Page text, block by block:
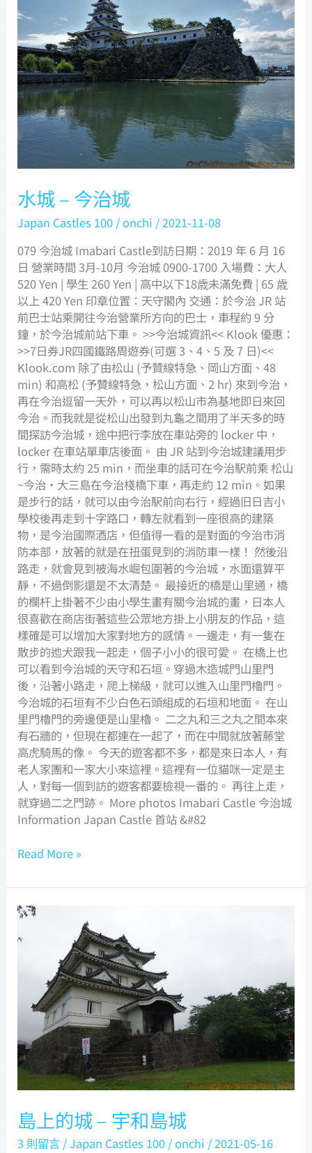
水城 – 今治城
Japan Castles 100 /onchi / 2021-11-08
079 今治城 Imabari Castle到訪日期：2019 年 6 月 16
日 營業時間 3月-10月 今治城 0900-1700 入場費：大人
520 Yen | 學生 260 Yen | 高中以下18歳未滿免費 | 65 歳
以上 420 Yen 印章位置：天守閣內 交通：於今治 JR 站
前巴士站乘開往今治營業所方向的巴士，車程約 9 分
鐘，於今治城前站下車。 >>今治城資訊<< Klook 優惠：
>>7日券JR四國鐵路周遊券(可選 3、4、5 及 7 日)<<
Klook.com 除了由松山 (予贊線特急、岡山方面、48
min) 和高松 (予贊線特急，松山方面、2 hr) 來到今治，
再在今治逗留一天外，可以再以松山市為基地即日來回
今治。而我就是從松山出發到丸龜之間用了半天多的時
間探訪今治城，途中把行李放在車站旁的 locker 中，
locker 在車站單車店後面。 由 JR 站到今治城建議用步
行，需時太約 25 min，而坐車的話可在今治駅前乘 松山
~今治‧大三島在今治棧橋下車，再走約 12 min。如果
是步行的話，就可以由今治駅前向右行，經過旧日吉小
學校後再走到十字路口，轉左就看到一座很高的建築
物，是今治國際酒店，但值得一看的是對面的今治市消
防本部，放著的就是在扭蛋見到的消防車一樣！ 然後沿
路走，就會見到被海水崛包圍著的今治城，水面還算平
靜，不過倒影還是不太清楚。 最接近的橋是山里通，橋
的欄杆上掛著不少由小學生畫有關今治城的畫，日本人
很喜歡在商店街著這些公眾地方掛上小朋友的作品，這
樣確是可以增加大家對地方的感情。一邊走，有一隻在
散步的迆犬跟我一起走，個子小小的很可愛。 在橋上也
可以看到今治城的天守和石垣。穿過木造城門山里門
後，沿著小路走，爬上梯級，就可以進入山里門櫓門。
今治城的石垣有不少白色石頭組成的石垣和地面。 在山
里門櫓門的旁邊便是山里櫓。 二之丸和三之丸之間本來
有石牆的，但現在都連在一起了，而在中間就放著藤堂
高虎騎馬的像。 今天的遊客都不多，都是來日本人，有
老人家團和一家大小來這裡。這裡有一位貓咪一定是主
人，對每一個到訪的遊客都要檢視一番的。 再往上走，
就穿過二之門跡。 More photos Imabari Castle 今治城
Information Japan Castle 首站 &#82
城
今
治
城
Read More »
島上的城 – 宇和島城
3 則留言 /Japan Castles 100 /onchi /2021-05-16
島
的
城